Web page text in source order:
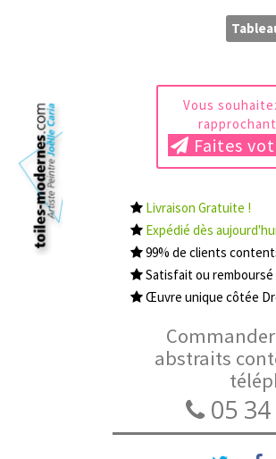
Vous
Faites
Livraison Gratuite !
Expédié dès
99% de clients
Satisfait ou remboursé
Œuvre unique côtée
abstraits
05 34